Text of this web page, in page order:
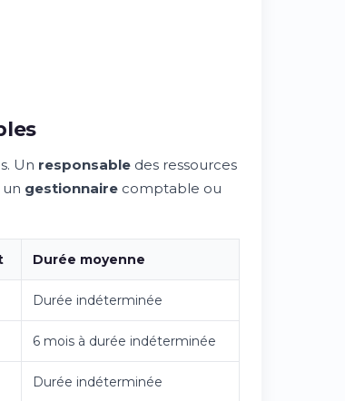
Un responsable des ressources
un gestionnaire comptable ou
Durée moyenne
Durée indéterminée
6 mois à durée indéterminée
Durée indéterminée